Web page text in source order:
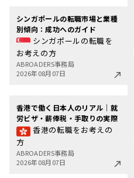
シンガポールの転職市場と業種
別傾向：成功へのガイド
シンガポールの転職を
お考えの方
ABROADERS事務局
2026年08月07日
香港で働く日本人のリアル｜就
労ビザ・薪俸税・手取りの実際
香港の転職をお考えの
方
ABROADERS事務局
2026年08月07日